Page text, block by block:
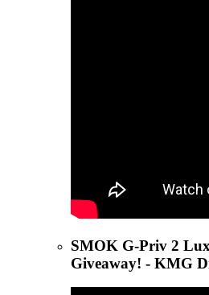
SMOK G-Priv 2
Giveaway! - KMG